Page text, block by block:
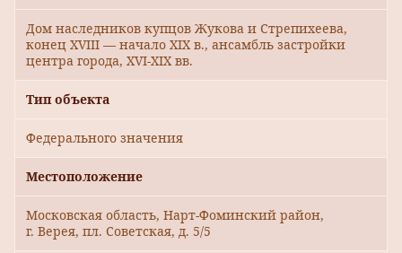
Дом наследников купцов Жукова и Стрепихеева,
конец XVIII — начало XIX в., ансамбль застройки
центра города, XVI-XIX вв.
Тип объекта
Федерального значения
Местоположение
Московская область, Нарт-Фоминский район,
г. Верея, пл. Советская, д. 5/5